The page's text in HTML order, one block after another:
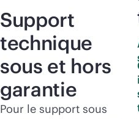
Support
technique
sous et hors
garantie
Pour le support sous